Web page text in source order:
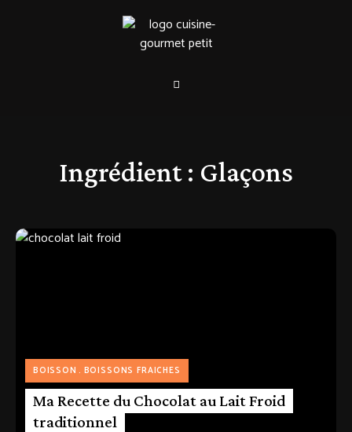
Ingrédient : Glaçons
BOISSON BOISSONS FRAICHES
Ma Recette du Chocolat au Lait Froid
traditionnel